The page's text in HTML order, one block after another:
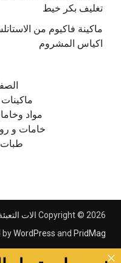
تغليف بكر خيط
ماكينة فاكيوم من
اكياس المشروم
ماكينات
مواد
خامات و
Copyright © 2026 الات
byWordPress and PridMag